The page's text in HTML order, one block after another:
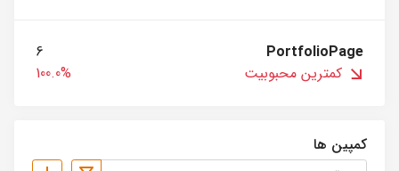
PortfolioPage
6
کمترین محبوبیت
100.0%
کمپین ها